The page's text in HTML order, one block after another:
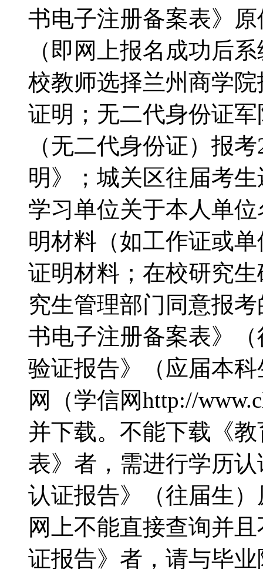
书电子注册备案表》
（即网上报名成功后
校教师选择兰州商学
证明；无二代身份证
（无二代身份证）报
明》；城关区往届考
学习单位关于本人单
明材料（如工作证或
证明材料；在校研究
究生管理部门同意报
书电子注册备案表》
验证报告》（应届本
网（学信网http://
并下载。不能下载《
表》者，需进行学历
认证报告》（往届生
网上不能直接查询并
证报告》者，请与毕